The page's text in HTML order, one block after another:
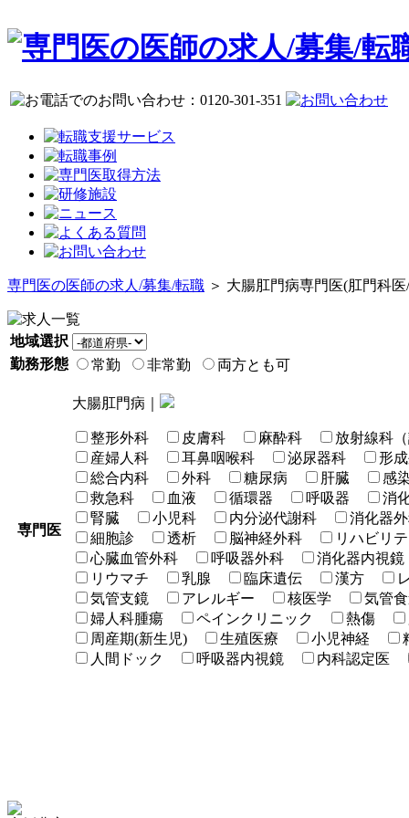
専門医の医師の求人/募集/転職 ＞ 大腸肛門病専門医(肛門科
地域選択
勤務形態
常勤 非常勤 両方とも可
専門医
大腸肛門病｜
整形外科 皮膚科 麻酔科
放射線科
産婦人科
耳鼻咽喉科 泌尿器科
形
総合内科
外科 糖尿病 肝臓
感
救急科
血液 循環器 呼吸器
消
腎臓
小児科 内分泌代謝科
消化器
細胞診
透析 脳神経外科
リハビリ
心臓血管外科
呼吸器外科
消化器内視鏡
リウマチ
乳腺 臨床遺伝 漢方
気管支鏡
アレルギー 核医学
気管
婦人科腫瘍
ペインクリニック 熱傷
周産期(新生児)
生殖医療 小児神経
人間ドック
呼吸器内視鏡 内科認定医